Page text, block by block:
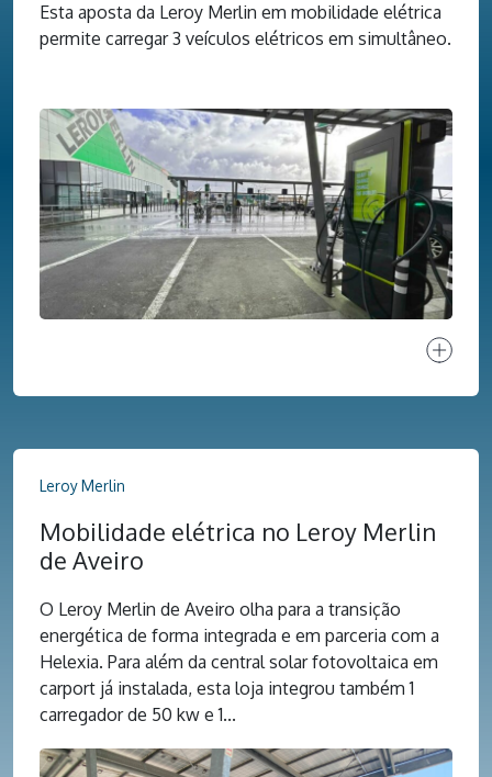
Esta aposta da Leroy Merlin em mobilidade elétrica
permite carregar 3 veículos elétricos em simultâneo.
Ver
Leroy Merlin
Mobilidade elétrica no Leroy Merlin
de Aveiro
O Leroy Merlin de Aveiro olha para a transição
energética de forma integrada e em parceria com a
Helexia. Para além da central solar fotovoltaica em
carport já instalada, esta loja integrou também 1
carregador de 50 kw e 1...